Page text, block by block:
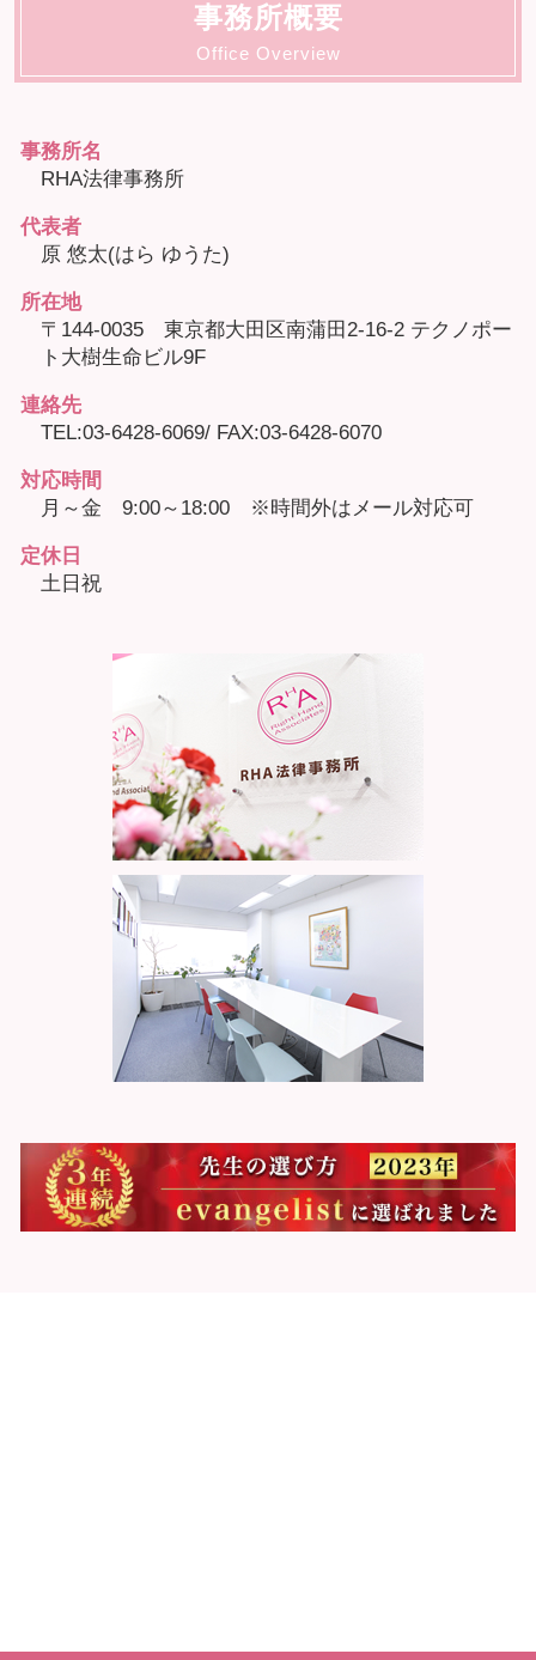
事務所概要
Office Overview
事務所名
RHA法律事務所
代表者
原 悠太(はら ゆうた)
所在地
〒144-0035 東京都大田区南蒲田2-16-2 テクノポー
ト大樹生命ビル9F
連絡先
TEL:03-6428-6069/ FAX:03-6428-6070
対応時間
月～金 9:00～18:00 ※時間外はメール対応可
定休日
土日祝